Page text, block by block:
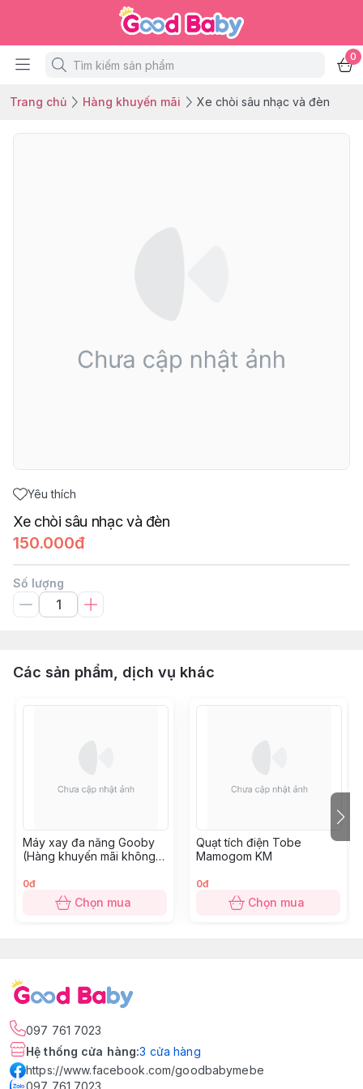
0
Trang chủ Hàng khuyến mãi Xe chòi sâu nhạc và đèn
Yêu thích
Xe chòi sâu nhạc và đèn
150.000đ
Số lượng
Các sản phẩm, dịch vụ khác
Máy xay đa năng Gooby
(Hàng khuyến mãi không
0đ
Chọn mua
Quạt tích điện Tobe
Mamogom KM
0đ
Chọn mua
097 761 7023
Hệ thống cửa hàng:3 cửa hàng
https://www.facebook.com/goodbabymebe
097 761 7023